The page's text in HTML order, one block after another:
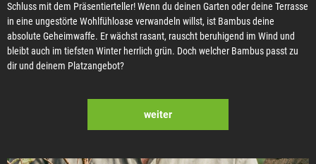
Schluss mit dem Präsentierteller! Wenn du deinen Garten oder deine Terrasse
in eine ungestörte Wohlfühloase verwandeln willst, ist Bambus deine
absolute Geheimwaffe. Er wächst rasant, rauscht beruhigend im Wind und
bleibt auch im tiefsten Winter herrlich grün. Doch welcher Bambus passt zu
dir und deinem Platzangebot?
weiter